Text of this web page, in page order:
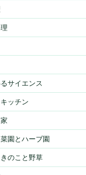
サイエンス
ッチン
園とハーブ園
のこと野草